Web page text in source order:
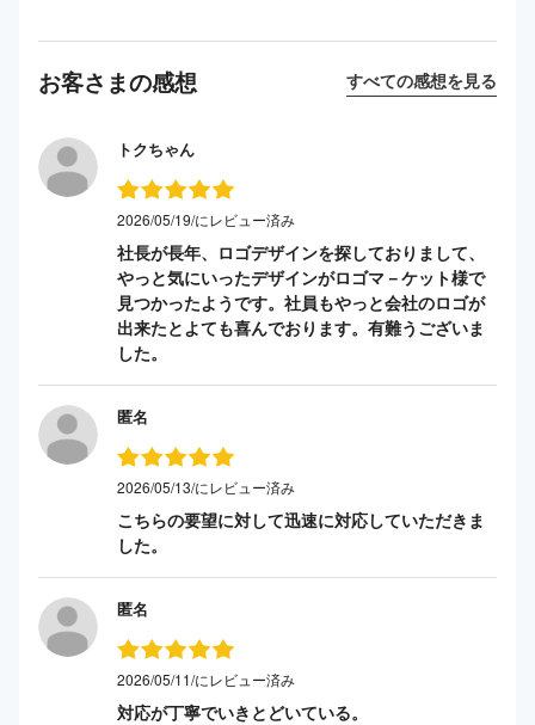
お客さまの感想 すべての感想を見る
トクちゃん
2026/05/19/にレビュー済み
社長が長年、ロゴデザインを探しておりまして、
やっと気にいったデザインがロゴマ－ケット様で
見つかったようです。社員もやっと会社のロゴが
出来たとよても喜んでおります。有難うございま
した。
匿名
2026/05/13/にレビュー済み
こちらの要望に対して迅速に対応していただきま
した。
匿名
2026/05/11/にレビュー済み
対応が丁寧でいきとどいている。